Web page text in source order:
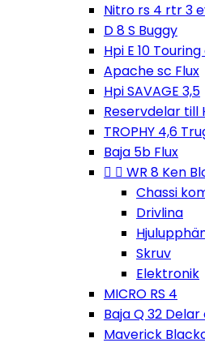
Nitro rs 4 rtr 3
D 8 S Buggy
Hpi E 10
Apache sc Flux
Hpi SAVAGE 3,5
Reservdelar till
TROPHY 4,6
Baja 5b Flux
  WR 8 Ken
Chassi
Drivlina
Skruv
Elektronik
MICRO RS 4
Baja Q 32
Maverick